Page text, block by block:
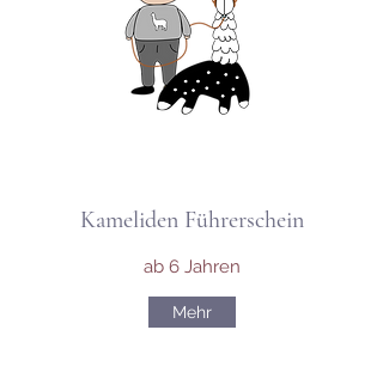
Kameliden Führerschein
ab 6 Jahren
Mehr